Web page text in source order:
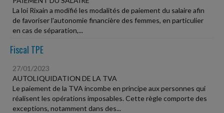
La loi Rixain a modifié les modalités de paiement du salaire afin
de favoriser l'autonomie financière des femmes, en particulier
en cas de séparation,...
Fiscal TPE
27/01/2023
AUTOLIQUIDATION DE LA TVA
Le paiement de la TVA incombe en principe aux personnes qui
réalisent les opérations imposables. Cette règle comporte des
exceptions, notamment dans des...